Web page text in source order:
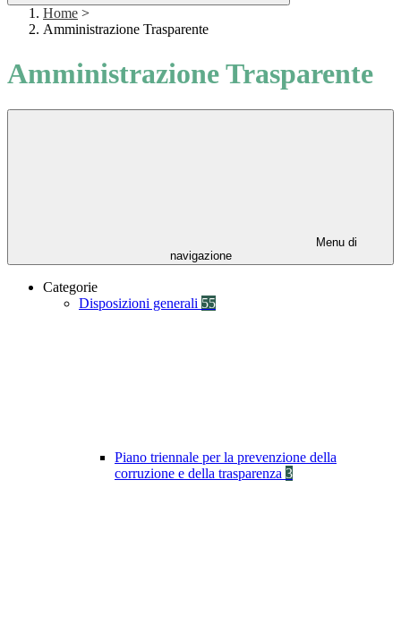
Home >
Amministrazione Trasparente
Amministrazione Trasparente
Menu di
navigazione
Categorie
Disposizioni generali 55
Piano triennale per la prevenzione della
corruzione e della trasparenza 3